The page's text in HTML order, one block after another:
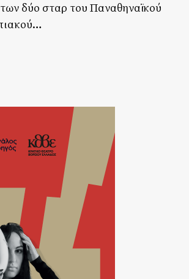
των δύο σταρ του Παναθηναϊκού